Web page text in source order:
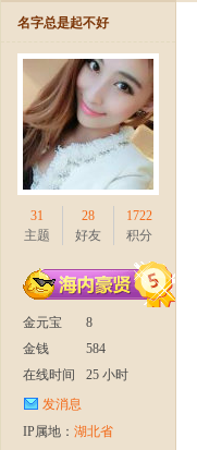
名字总是起不好
31
主题
28
好友
1722
积分
金元宝
8
金钱
584
在线时间
25 小时
发消息
IP属地： 湖北省